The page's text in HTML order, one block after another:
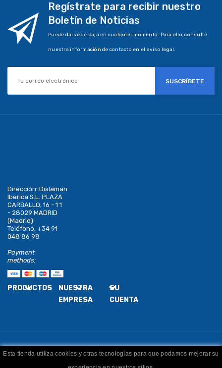
Regístrate para recibir nuestro
Boletín de Noticias
Puede darse de baja en cualquier momento. Para ello, consulte
nuestra información de contacto en el aviso legal.
SUSCRÍBETE
Dirección: Dislaman
Iberica S.L. PLAZA
CARBALLO, 16 - 1 1
- 28029 MADRID
(Madrid)
Teléfono: +34 91
048 86 98
Payment
methods:
PRODUCTOS
NUESTRA
EMPRESA
SU
CUENTA
Esta tienda utiliza cookies y otras tecnologías para que podamos mejorar su
Dislaman . Todos los derechos reservados